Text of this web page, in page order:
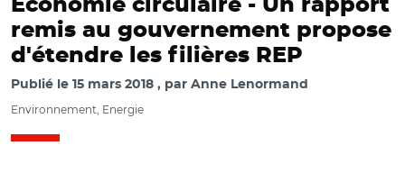
Economie circulaire - Un rapport
remis au gouvernement propose
d'étendre les filières REP
Publié le 15 mars 2018 par Anne Lenormand
Environnement, Energie